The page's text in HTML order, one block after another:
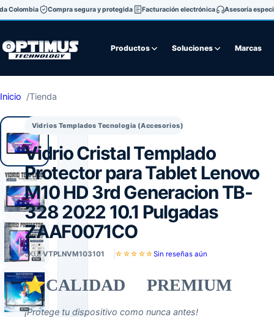
Colombia Compra segura y protegida Facturación electrónica Asesoría
Productos Soluciones Marcas
Inicio Tienda
Vidrios Templados Tecnologia (Accesorios)
Vidrio Cristal Templado
Protector para Tablet Lenovo
M10 HD 3rd Generacion TB-
328 2022 10.1 Pulgadas
ZAAF0071CO
SKU:VTPLNVM103101 ☆☆☆☆☆Sin reseñas aún
⭐CALIDAD PREMIUM
¡Protege tu dispositivo como nunca antes!